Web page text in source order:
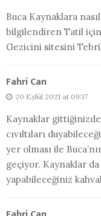
Buca Kaynaklara
bilgilendiren Tatil
Gezicini sitesini
Fahri Can
20 Eylül 2021 at 09:17
Kaynaklar
cıvıltıları
yer olması ile
geçiyor. Kaynaklar
yapabileceğiniz